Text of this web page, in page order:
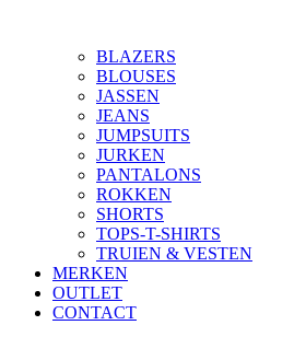
BLAZERS
BLOUSES
JASSEN
JEANS
JUMPSUITS
JURKEN
PANTALONS
ROKKEN
SHORTS
TOPS-T-SHIRTS
TRUIEN & VESTEN
MERKEN
OUTLET
CONTACT